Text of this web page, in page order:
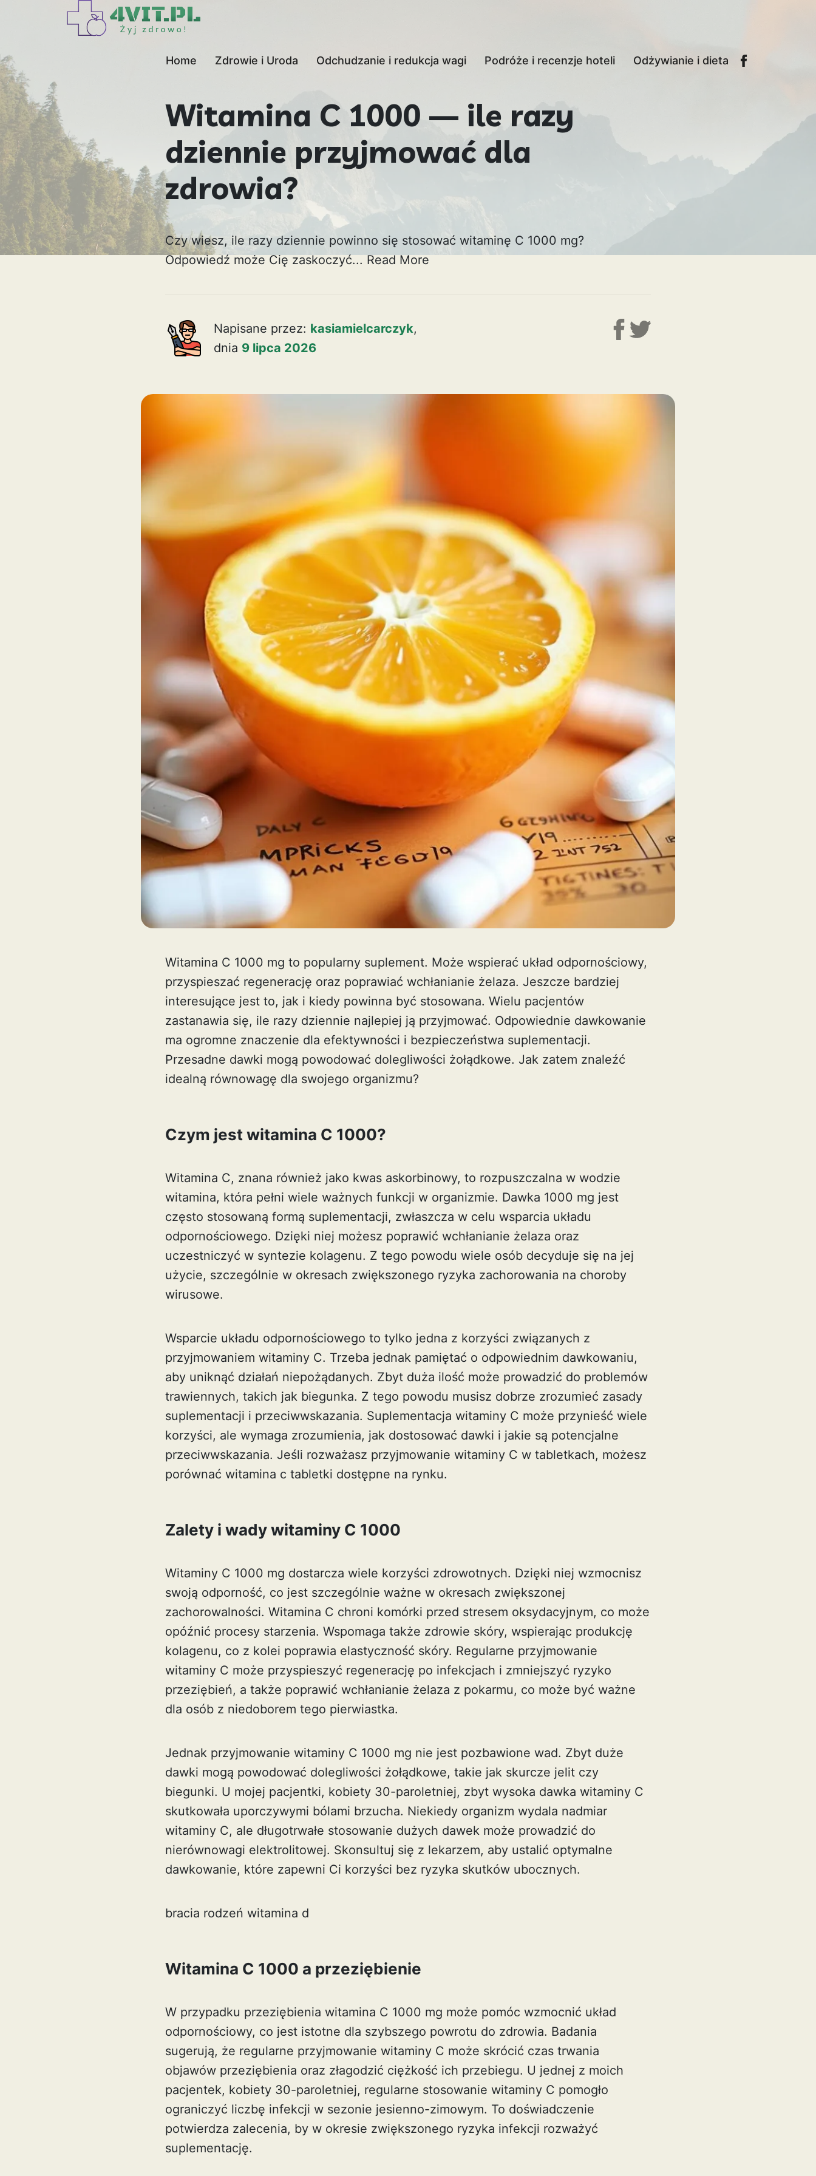
Home Zdrowie i Uroda Odchudzanie i redukcja wagi Podróże i recenzje hoteli Odżywianie i dieta
Witamina C 1000 — ile razy
dziennie przyjmować dla
zdrowia?
Czy wiesz, ile razy dziennie powinno się stosować witaminę C 1000 mg?
Odpowiedź może Cię zaskoczyć...Read More
Napisane przez: kasiamielcarczyk,
dnia 9 lipca 2026
Witamina C 1000 mg to popularny suplement. Może wspierać układ odpornościowy,
przyspieszać regenerację oraz poprawiać wchłanianie żelaza. Jeszcze bardziej
interesujące jest to, jak i kiedy powinna być stosowana. Wielu pacjentów
zastanawia się, ile razy dziennie najlepiej ją przyjmować. Odpowiednie dawkowanie
ma ogromne znaczenie dla efektywności i bezpieczeństwa suplementacji.
Przesadne dawki mogą powodować dolegliwości żołądkowe. Jak zatem znaleźć
idealną równowagę dla swojego organizmu?
Czym jest witamina C 1000?
Witamina C, znana również jako kwas askorbinowy, to rozpuszczalna w wodzie
witamina, która pełni wiele ważnych funkcji w organizmie. Dawka 1000 mg jest
często stosowaną formą suplementacji, zwłaszcza w celu wsparcia układu
odpornościowego. Dzięki niej możesz poprawić wchłanianie żelaza oraz
uczestniczyć w syntezie kolagenu. Z tego powodu wiele osób decyduje się na jej
użycie, szczególnie w okresach zwiększonego ryzyka zachorowania na choroby
wirusowe.
Wsparcie układu odpornościowego to tylko jedna z korzyści związanych z
przyjmowaniem witaminy C. Trzeba jednak pamiętać o odpowiednim dawkowaniu,
aby uniknąć działań niepożądanych. Zbyt duża ilość może prowadzić do problemów
trawiennych, takich jak biegunka. Z tego powodu musisz dobrze zrozumieć zasady
suplementacji i przeciwwskazania. Suplementacja witaminy C może przynieść wiele
korzyści, ale wymaga zrozumienia, jak dostosować dawki i jakie są potencjalne
przeciwwskazania. Jeśli rozważasz przyjmowanie witaminy C w tabletkach, możesz
porównać witamina c tabletki dostępne na rynku.
Zalety i wady witaminy C 1000
Witaminy C 1000 mg dostarcza wiele korzyści zdrowotnych. Dzięki niej wzmocnisz
swoją odporność, co jest szczególnie ważne w okresach zwiększonej
zachorowalności. Witamina C chroni komórki przed stresem oksydacyjnym, co może
opóźnić procesy starzenia. Wspomaga także zdrowie skóry, wspierając produkcję
kolagenu, co z kolei poprawia elastyczność skóry. Regularne przyjmowanie
witaminy C może przyspieszyć regenerację po infekcjach i zmniejszyć ryzyko
przeziębień, a także poprawić wchłanianie żelaza z pokarmu, co może być ważne
dla osób z niedoborem tego pierwiastka.
Jednak przyjmowanie witaminy C 1000 mg nie jest pozbawione wad. Zbyt duże
dawki mogą powodować dolegliwości żołądkowe, takie jak skurcze jelit czy
biegunki. U mojej pacjentki, kobiety 30-paroletniej, zbyt wysoka dawka witaminy C
skutkowała uporczywymi bólami brzucha. Niekiedy organizm wydala nadmiar
witaminy C, ale długotrwałe stosowanie dużych dawek może prowadzić do
nierównowagi elektrolitowej. Skonsultuj się z lekarzem, aby ustalić optymalne
dawkowanie, które zapewni Ci korzyści bez ryzyka skutków ubocznych.
bracia rodzeń witamina d
Witamina C 1000 a przeziębienie
W przypadku przeziębienia witamina C 1000 mg może pomóc wzmocnić układ
odpornościowy, co jest istotne dla szybszego powrotu do zdrowia. Badania
sugerują, że regularne przyjmowanie witaminy C może skrócić czas trwania
objawów przeziębienia oraz złagodzić ciężkość ich przebiegu. U jednej z moich
pacjentek, kobiety 30-paroletniej, regularne stosowanie witaminy C pomogło
ograniczyć liczbę infekcji w sezonie jesienno-zimowym. To doświadczenie
potwierdza zalecenia, by w okresie zwiększonego ryzyka infekcji rozważyć
suplementację.